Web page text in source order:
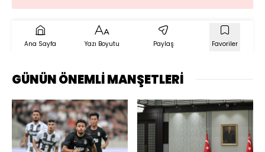
Ana Sayfa Yazı Boyutu Paylaş Favoriler
GÜNÜN ÖNEMLİ MANŞETLERİ